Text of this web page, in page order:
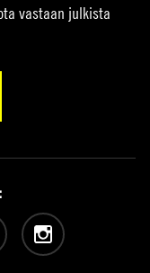
vastaan julkista